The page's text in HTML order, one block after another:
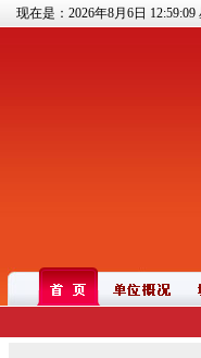
现在是：2026年8月6日 12:59:09